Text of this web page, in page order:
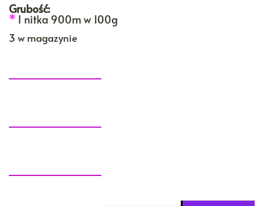
Grubość:
* 1 nitka 900m w 100g
3 w magazynie